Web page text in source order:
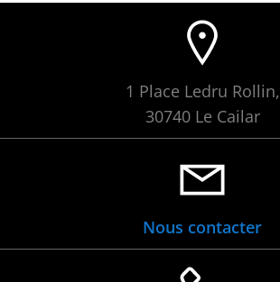
1 Place Ledru Rollin,
30740 Le Cailar
Nous contacter